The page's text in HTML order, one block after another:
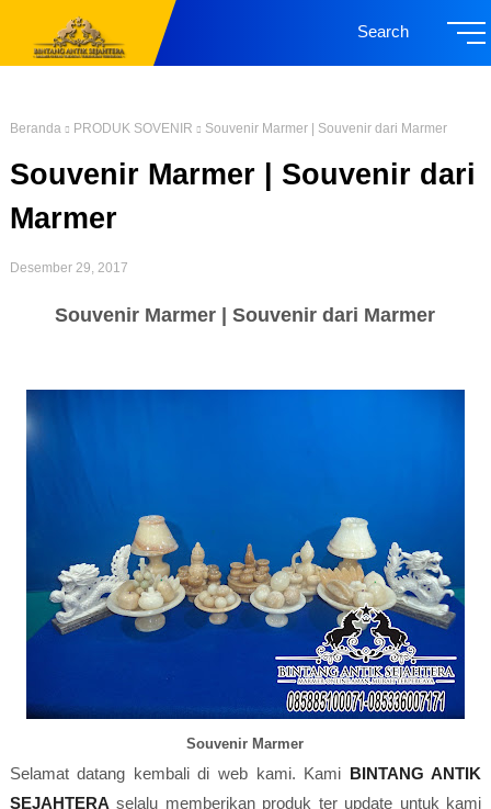
Search
Beranda PRODUK SOVENIR Souvenir Marmer | Souvenir dari Marmer
Souvenir Marmer | Souvenir dari
Marmer
Desember 29, 2017
Souvenir Marmer | Souvenir dari Marmer
Souvenir Marmer
Selamat datang kembali di web kami. Kami BINTANG ANTIK
SEJAHTERA selalu memberikan produk ter update untuk kami